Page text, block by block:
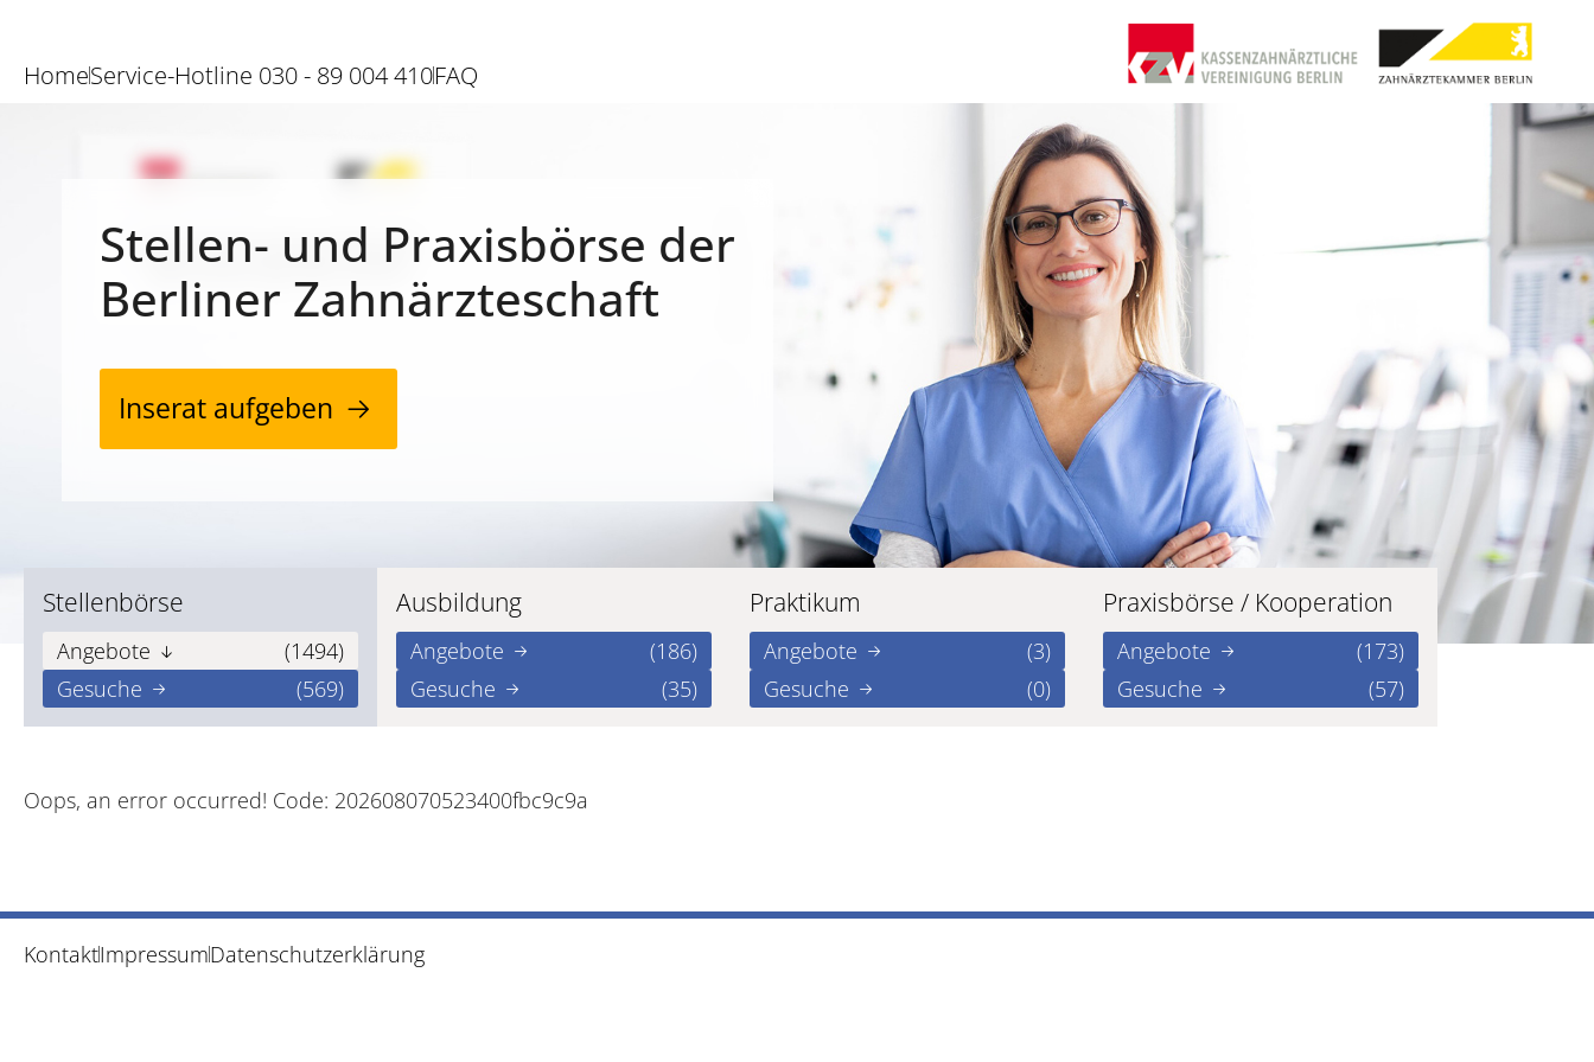
HomeService-Hotline 030 - 89 004 410FAQ
Stellen- und Praxisbörse der
Berliner Zahnärzteschaft
Inserat aufgeben
Stellenbörse
Angebote
(1494)
Gesuche
(569)
Ausbildung
Angebote
(186)
Gesuche
(35)
Praktikum
Angebote
(3)
Gesuche
(0)
Praxisbörse / Kooperation
Angebote
(173)
Gesuche
(57)
Oops, an error occurred! Code: 202608070523400fbc9c9a
KontaktImpressumDatenschutzerklärung